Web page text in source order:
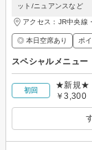
ット/ニュアンスなど
アクセス：JR中央線
◎ 本日空席あり ポ
スペシャルメニュー
初回
★新規★
￥3,300